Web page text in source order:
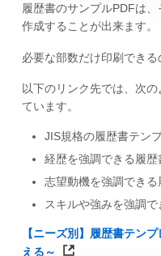
履歴書のサンプルPDFは
作成することが出来ます。
必要な部数だけ印刷できる
以下のリンク先では、次
ています。
JIS規格の履歴書テン
経歴を強調できる履歴
志望動機を強調できる
スキルや強みを強調
【ニーズ別】履歴書テン
える～